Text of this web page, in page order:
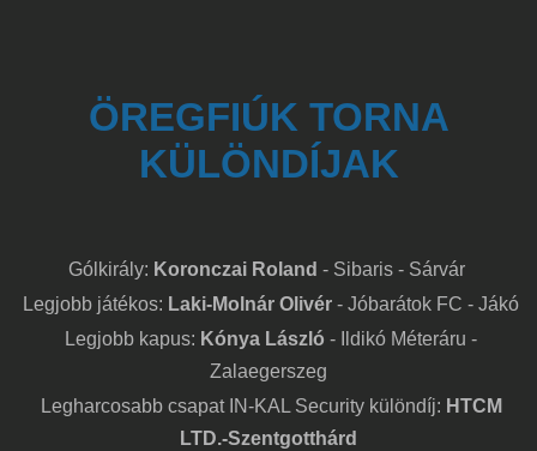
ÖREGFIÚK TORNA
KÜLÖNDÍJAK
Gólkirály: Koronczai Roland - Sibaris - Sárvár
Legjobb játékos: Laki-Molnár Olivér - Jóbarátok FC - Jákó
Legjobb kapus: Kónya László - Ildikó Méteráru -
Zalaegerszeg
Legharcosabb csapat IN-KAL Security különdíj: HTCM
LTD.-Szentgotthárd